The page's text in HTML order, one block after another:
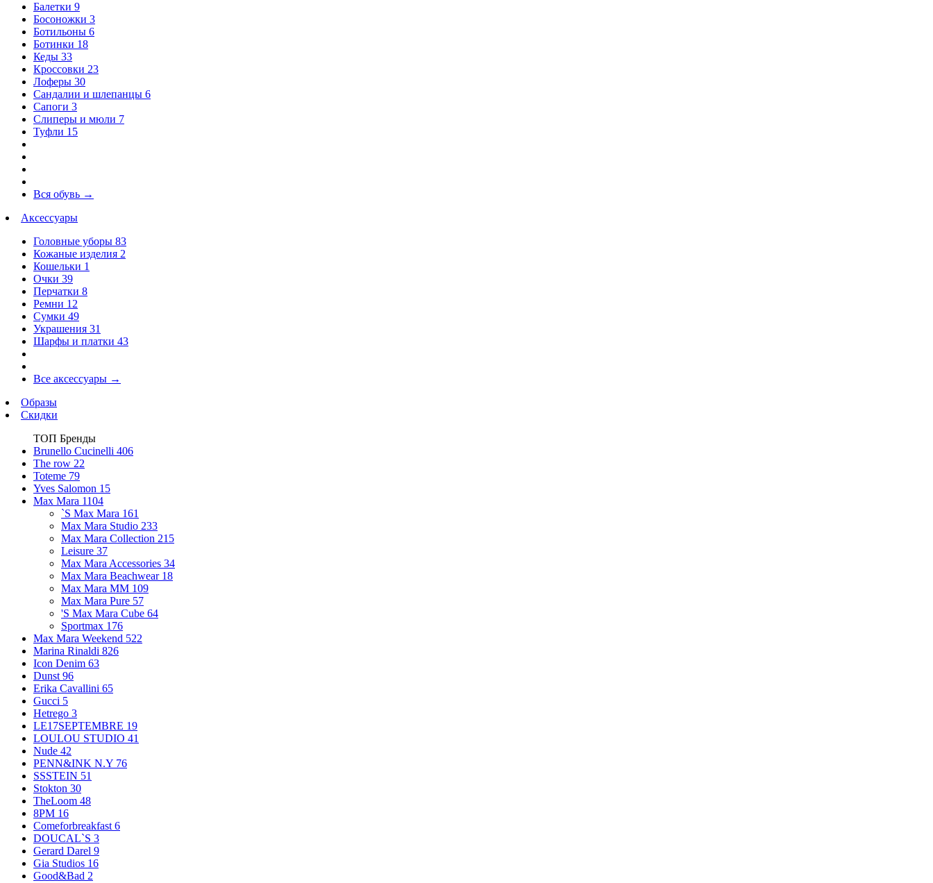
Балетки 9
Босоножки 3
Ботильоны 6
Ботинки 18
Кеды 33
Кроссовки 23
Лоферы 30
Сандалии и шлепанцы 6
Сапоги 3
Слиперы и мюли 7
Туфли 15
Вся обувь →
Аксессуары
Головные уборы 83
Кожаные изделия 2
Кошельки 1
Очки 39
Перчатки 8
Ремни 12
Сумки 49
Украшения 31
Шарфы и платки 43
Все аксессуары →
Образы
Скидки
ТОП Бренды
Brunello Cucinelli 406
The row 22
Toteme 79
Yves Salomon 15
Max Mara 1104
`S Max Mara 161
Max Mara Studio 233
Max Mara Collection 215
Leisure 37
Max Mara Accessories 34
Max Mara Beachwear 18
Max Mara MM 109
Max Mara Pure 57
'S Max Mara Cube 64
Sportmax 176
Max Mara Weekend 522
Marina Rinaldi 826
Icon Denim 63
Dunst 96
Erika Cavallini 65
Gucci 5
Hetrego 3
LE17SEPTEMBRE 19
LOULOU STUDIO 41
Nude 42
PENN&INK N.Y 76
SSSTEIN 51
Stokton 30
TheLoom 48
8PM 16
Comeforbreakfast 6
DOUCAL`S 3
Gerard Darel 9
Gia Studios 16
Good&Bad 2